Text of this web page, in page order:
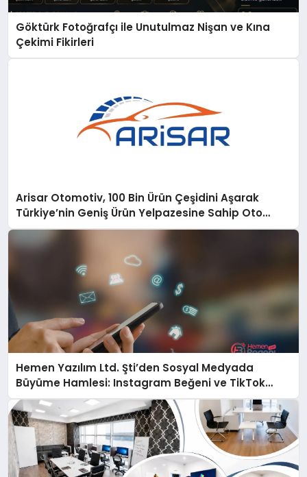
Göktürk Fotoğrafçı ile Unutulmaz Nişan ve Kına
Çekimi Fikirleri
Arisar Otomotiv, 100 Bin Ürün Çeşidini Aşarak
Türkiye’nin Geniş Ürün Yelpazesine Sahip Oto
Yedek Parça Platformlarından Biri Oldu
Hemen Yazılım Ltd. Şti’den Sosyal Medyada
Büyüme Hamlesi: Instagram Beğeni ve TikTok
Beğeni Alanında Talep Rekor Kırıyor